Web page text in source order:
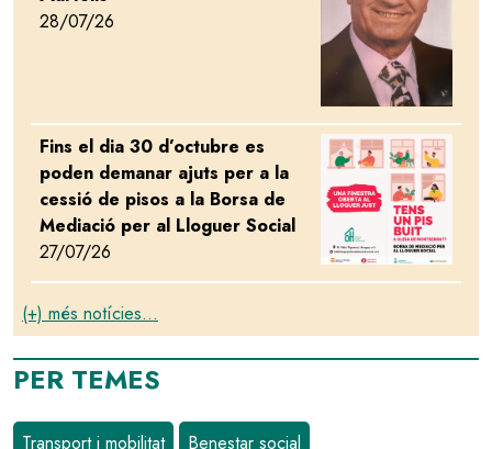
28/07/26
Fins el dia 30 d’octubre es
poden demanar ajuts per a la
cessió de pisos a la Borsa de
Mediació per al Lloguer Social
27/07/26
Image
(+) més notícies...
PER TEMES
Transport i mobilitat Benestar social